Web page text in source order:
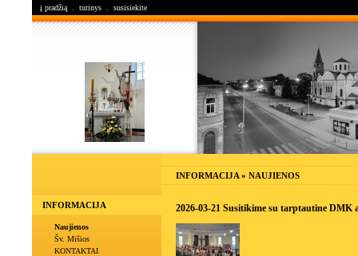
į pradžią turinys susisiekite
INFORMACIJA
Naujienos
Šv. Mišios
KONTAKTAI
INFORMACIJA » NAUJIENOS
2026-03-21 Susitikime su tarptautine